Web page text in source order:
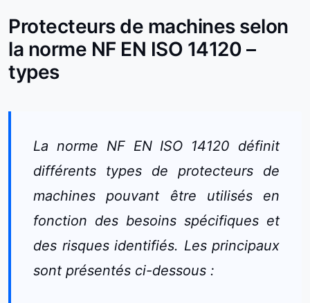
Protecteurs de machines selon
la norme NF EN ISO 14120 –
types
La norme NF EN ISO 14120 définit
différents types de protecteurs de
machines pouvant être utilisés en
fonction des besoins spécifiques et
des risques identifiés. Les principaux
sont présentés ci-dessous :